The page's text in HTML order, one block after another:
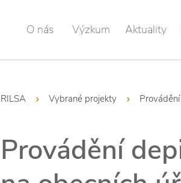
O nás Výzkum Aktuality
RILSA Vybrané projekty
Provádění